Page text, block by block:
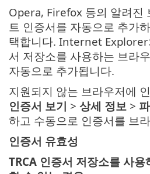
Opera, Firefox 등의 알려진
트 인증서를 자동으로 추가
택합니다. Internet Explorer
서 저장소를 사용하는 브라
자동으로 추가됩니다.
지원되지 않는 브라우저에
인증서 보기 > 상세 정보 >
하고 수동으로 인증서를 브
인증서 유효성
TRCA 인증서 저장소를 사